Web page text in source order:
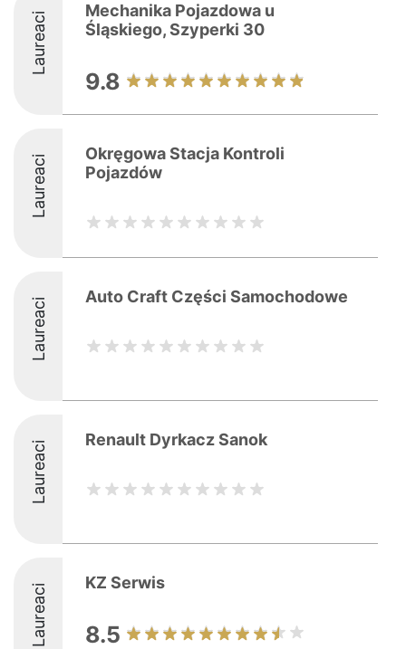
Laureaci
Mechanika Pojazdowa u
Śląskiego, Szyperki 30
9.8
Laureaci
Okręgowa Stacja Kontroli
Pojazdów
Laureaci Auto Craft Części Samochodowe
Laureaci Renault Dyrkacz Sanok
Laureaci KZ Serwis
8.5